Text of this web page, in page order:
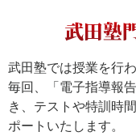
武田塾
武田塾では授業を行
毎回、「電子指導報
き、テストや特訓時
ポートいたします。